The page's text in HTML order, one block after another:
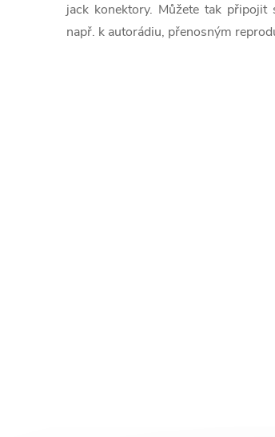
jack konektory. Můžete tak
např. k autorádiu, přenosným